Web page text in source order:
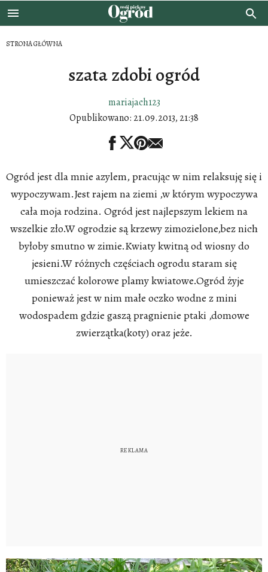
STRONA GŁÓWNA
szata zdobi ogród
mariajach123
Opublikowano: 21.09.2013, 21:38
Ogród jest dla mnie azylem, pracując w nim relaksuję się i
wypoczywam.Jest rajem na ziemi ,w którym wypoczywa
cała moja rodzina. Ogród jest najlepszym lekiem na
wszelkie zło.W ogrodzie są krzewy zimozielone,bez nich
byłoby smutno w zimie.Kwiaty kwitną od wiosny do
jesieni.W różnych częściach ogrodu staram się
umieszczać kolorowe plamy kwiatowe.Ogród żyje
ponieważ jest w nim małe oczko wodne z mini
wodospadem gdzie gaszą pragnienie ptaki ,domowe
zwierzątka(koty) oraz jeże.